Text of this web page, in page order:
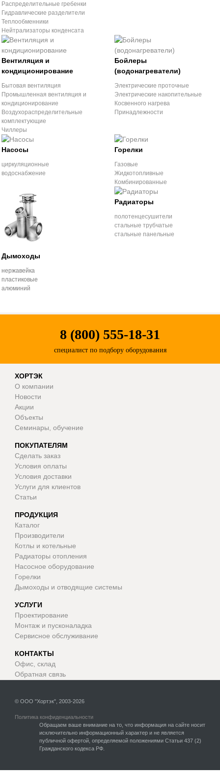
Распределительные гребенки
Гидравлические разделители
Теплообменники
Нейтрализаторы конденсата
Вентиляция и
кондиционирование
Бытовая вентиляция
Промышленная вентиляция и
кондиционирование
Воздухораспределительные
комплектующие
Чиллеры
Бойлеры
(водонагреватели)
Электрические проточные
Электрические накопительные
Косвенного нагрева
Принадлежности
Насосы
циркуляционные
водоснабжение
Горелки
Газовые
Жидкотопливные
Комбинированные
Дымоходы
нержавейка
пластиковые
алюминий
Радиаторы
полотенцесушители
стальные трубчатые
стальные панельные
8 (800) 555-18-31
специалист по подбору оборудования
ХОРТЭК
О компании
Новости
Акции
Объекты
Семинары, обучение
ПОКУПАТЕЛЯМ
Сделать заказ
Условия оплаты
Условия доставки
Услуги для клиентов
Статьи
ПРОДУКЦИЯ
Каталог
Производители
Котлы и котельные
Радиаторы отопления
Насосное оборудование
Горелки
Дымоходы и отводящие системы
УСЛУГИ
Проектирование
Монтаж и пусконаладка
Сервисное обслуживание
КОНТАКТЫ
Офис, склад
Обратная связь
© ООО "Хортэк", 2003-2026
Политика конфиденциальности
Обращаем ваше внимание на то, что информация на сайте носит
исключительно информационный характер и не является
публичной офертой, определяемой положениями Статьи 437 (2)
Гражданского кодекса РФ.